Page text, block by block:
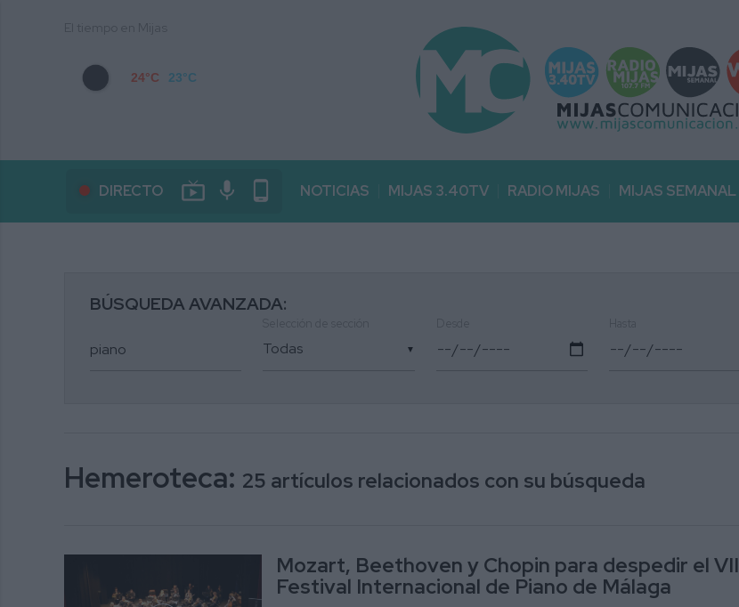
24°C 23°C
DIRECTO live_tv mic phone_android NOTICIAS MIJAS 3.40TV RADIO MIJAS MIJAS SEMANAL
BÚSQUEDA AVANZADA:
▼
Hemeroteca: 25 artículos relacionados con su búsqueda
Mozart, Beethoven y Chopin para despedir el VII
Festival Internacional de Piano de Málaga